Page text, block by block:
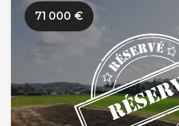
travaux de viabilisation des
n’ont pas encore débuté.
commune du Passage et à
centre-ville d’Agen (en
voiture par le Pont de
géographique est idéale
71 000 €